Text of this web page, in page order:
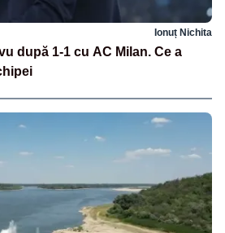
Ionuț Nichita
după 1-1 cu AC Milan. Ce a